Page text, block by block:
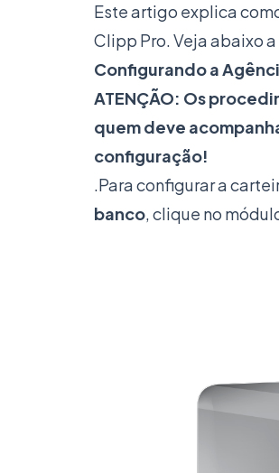
Este artigo explica
Clipp Pro. Veja abaixo
Configurando a
ATENÇÃO: Os
quem deve
configuração!​
.Para configurar a
banco, clique no